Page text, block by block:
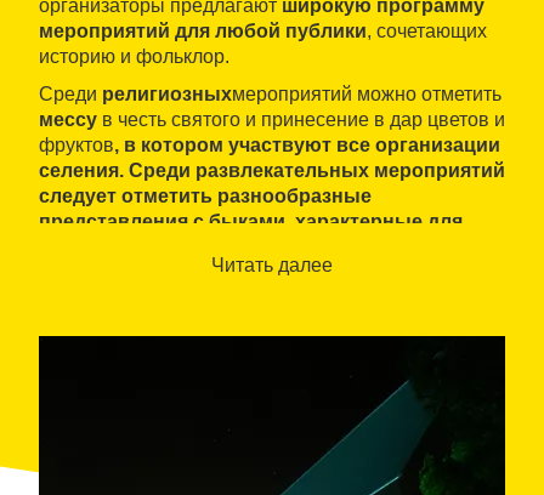
организаторы предлагают широкую программу
мероприятий для любой публики, сочетающих
историю и фольклор.
Среди религиозныхмероприятий можно отметить
мессу в честь святого и принесение в дар цветов и
фруктов, в котором участвуют все организации
селения. Среди развлекательных мероприятий
следует отметить разнообразные
представления с быками, характерные для
пунктах Эбро. Можно также посетить раздачу
долгожданное дефиле конных экипажей с
разбрасыванием конфетти. Праздник
заканчивается огненным шествием
и эффектным фейерверком.
Читать далее